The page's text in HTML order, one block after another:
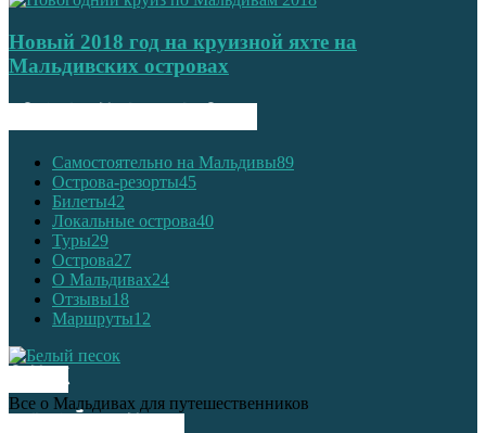
Новый 2018 год на круизной яхте на
Мальдивских островах
Самостоятельно на Мальдивы89
Острова-резорты45
Билеты42
Локальные острова40
Туры29
Острова27
О Мальдивах24
Отзывы18
Маршруты12
Все о Мальдивах для путешественников